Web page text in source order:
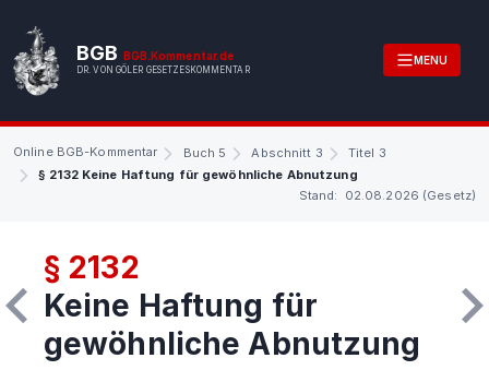
BGB BGB.Kommentar.de
DR. VON GÖLER GESETZESKOMMENTAR
MENU
Online BGB-Kommentar Buch 5 Abschnitt 3
Titel 3
§ 2132 Keine Haftung für gewöhnliche Abnutzung
Stand: 02.08.2026 (Gesetz)
§ 2132
Keine Haftung für
gewöhnliche Abnutzung